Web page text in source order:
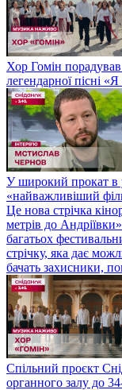
Хор Гомін
легендарної пісні
У широкий прокат в
«найважливіший
Це нова стрічка
метрів до
багатьох
стрічку, яка дає
бачать захисники,
Спільний проєкт
органного залу до